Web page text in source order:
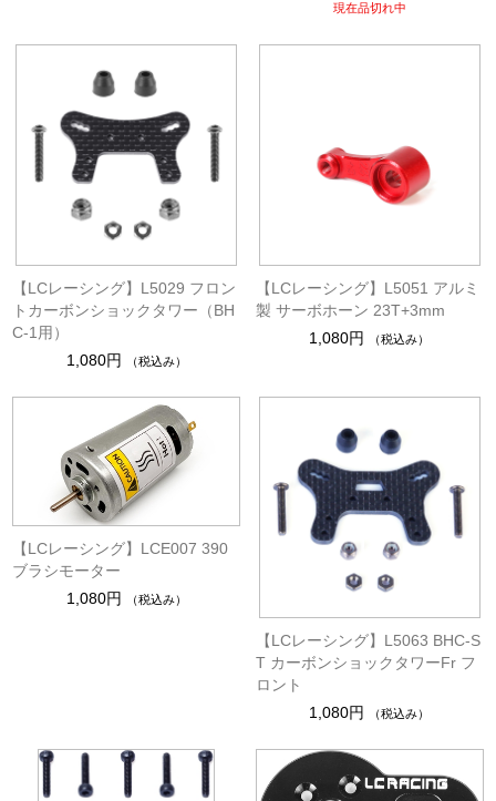
現在品切れ中
【LCレーシング】L5029 フロン
トカーボンショックタワー（BH
C-1用）
1,080円
（税込み）
【LCレーシング】L5051 アルミ
製 サーボホーン 23T+3mm
1,080円
（税込み）
【LCレーシング】LCE007 390
ブラシモーター
1,080円
（税込み）
【LCレーシング】L5063 BHC-S
T カーボンショックタワーFr フ
ロント
1,080円
（税込み）